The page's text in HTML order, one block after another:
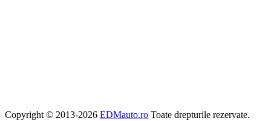
Copyright © 2013-2026 EDMauto.ro Toate drepturile rezervate.